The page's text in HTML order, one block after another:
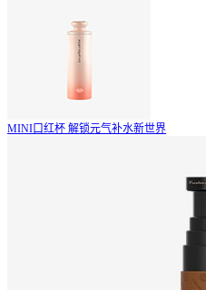
MINI口红杯 解锁元气补水新世界